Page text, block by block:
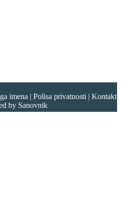
imena | Polisa privatnosti | Kontakt
by Sanovnik